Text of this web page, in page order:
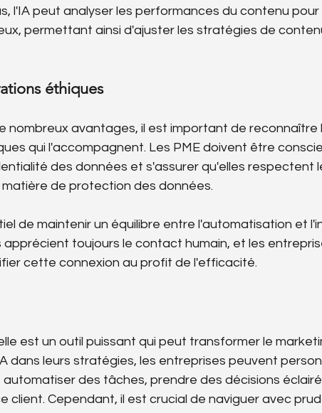
l'IA peut analyser les performances du contenu
permettant ainsi d'ajuster les stratégies de
éthiques
nombreux avantages, il est important de reconnaître
qui l'accompagnent. Les PME doivent être
des données et s'assurer qu'elles respectent
de protection des données.
de maintenir un équilibre entre l'automatisation et
apprécient toujours le contact humain, et les
cette connexion au profit de l'efficacité.
est un outil puissant qui peut transformer le
dans leurs stratégies, les entreprises peuvent
automatiser des tâches, prendre des décisions
client. Cependant, il est crucial de naviguer avec